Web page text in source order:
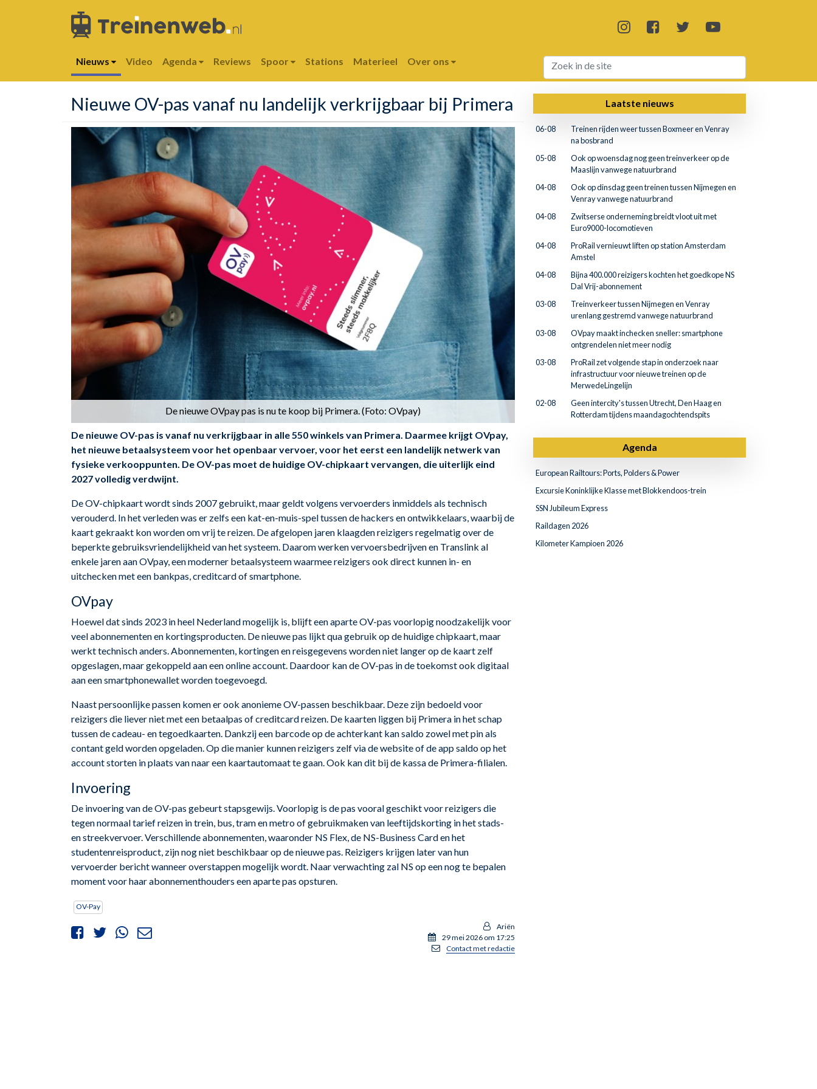
Nieuws Video Agenda Reviews Spoor Stations Materieel Over ons
Nieuwe OV-pas vanaf nu landelijk verkrijgbaar bij Primera
De nieuwe OVpay pas is nu te koop bij Primera. (Foto: OVpay)
De nieuwe OV-pas is vanaf nu verkrijgbaar in alle 550 winkels van Primera. Daarmee krijgt OVpay,
het nieuwe betaalsysteem voor het openbaar vervoer, voor het eerst een landelijk netwerk van
fysieke verkooppunten. De OV-pas moet de huidige OV-chipkaart vervangen, die uiterlijk eind
2027 volledig verdwijnt.
De OV-chipkaart wordt sinds 2007 gebruikt, maar geldt volgens vervoerders inmiddels als technisch
verouderd. In het verleden was er zelfs een kat-en-muis-spel tussen de hackers en ontwikkelaars, waarbij de
kaart gekraakt kon worden om vrij te reizen. De afgelopen jaren klaagden reizigers regelmatig over de
beperkte gebruiksvriendelijkheid van het systeem. Daarom werken vervoersbedrijven en Translink al
enkele jaren aan OVpay, een moderner betaalsysteem waarmee reizigers ook direct kunnen in- en
uitchecken met een bankpas, creditcard of smartphone.
OVpay
Hoewel dat sinds 2023 in heel Nederland mogelijk is, blijft een aparte OV-pas voorlopig noodzakelijk voor
veel abonnementen en kortingsproducten. De nieuwe pas lijkt qua gebruik op de huidige chipkaart, maar
werkt technisch anders. Abonnementen, kortingen en reisgegevens worden niet langer op de kaart zelf
opgeslagen, maar gekoppeld aan een online account. Daardoor kan de OV-pas in de toekomst ook digitaal
aan een smartphonewallet worden toegevoegd.
Naast persoonlijke passen komen er ook anonieme OV-passen beschikbaar. Deze zijn bedoeld voor
reizigers die liever niet met een betaalpas of creditcard reizen. De kaarten liggen bij Primera in het schap
tussen de cadeau- en tegoedkaarten. Dankzij een barcode op de achterkant kan saldo zowel met pin als
contant geld worden opgeladen. Op die manier kunnen reizigers zelf via de website of de app saldo op het
account storten in plaats van naar een kaartautomaat te gaan. Ook kan dit bij de kassa de Primera-filialen.
Invoering
De invoering van de OV-pas gebeurt stapsgewijs. Voorlopig is de pas vooral geschikt voor reizigers die
tegen normaal tarief reizen in trein, bus, tram en metro of gebruikmaken van leeftijdskorting in het stads-
en streekvervoer. Verschillende abonnementen, waaronder NS Flex, de NS-Business Card en het
studentenreisproduct, zijn nog niet beschikbaar op de nieuwe pas. Reizigers krijgen later van hun
vervoerder bericht wanneer overstappen mogelijk wordt. Naar verwachting zal NS op een nog te bepalen
moment voor haar abonnementhouders een aparte pas opsturen.
OV-Pay
Ariën
29 mei 2026 om 17:25
Contact met redactie
Laatste nieuws
06-08
Treinen rijden weer tussen Boxmeer en Venray
na bosbrand
05-08
Ook op woensdag nog geen treinverkeer op de
Maaslijn vanwege natuurbrand
04-08
Ook op dinsdag geen treinen tussen Nijmegen en
Venray vanwege natuurbrand
04-08
Zwitserse onderneming breidt vloot uit met
Euro9000-locomotieven
04-08
ProRail vernieuwt liften op station Amsterdam
Amstel
04-08
Bijna 400.000 reizigers kochten het goedkope NS
Dal Vrij-abonnement
03-08
Treinverkeer tussen Nijmegen en Venray
urenlang gestremd vanwege natuurbrand
03-08
OVpay maakt inchecken sneller: smartphone
ontgrendelen niet meer nodig
03-08
ProRail zet volgende stap in onderzoek naar
infrastructuur voor nieuwe treinen op de
MerwedeLingelijn
02-08
Geen intercity's tussen Utrecht, Den Haag en
Rotterdam tijdens maandagochtendspits
Agenda
European Railtours: Ports, Polders & Power
Excursie Koninklijke Klasse met Blokkendoos-trein
SSN Jubileum Express
Raildagen 2026
Kilometer Kampioen 2026